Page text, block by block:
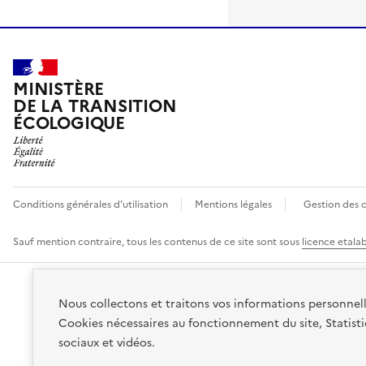
Nous collectons et traitons vos informations
Cookies nécessaires au fonctionnement du site,
sociaux et vidéos.
MINISTÈRE
DE LA TRANSITION
ÉCOLOGIQUE
Conditions générales d'utilisation Mentions légales Gestion des
Sauf mention contraire, tous les contenus de ce site sont sous licence